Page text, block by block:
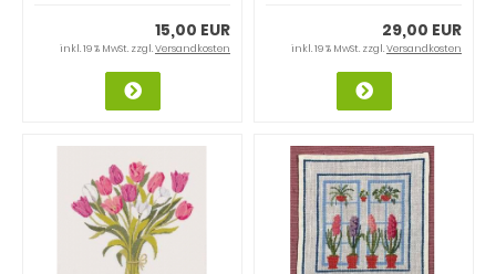
15,00 EUR
inkl. 19 % MwSt. zzgl.Versandkosten
29,00 EUR
inkl. 19 % MwSt. zzgl.Versandkosten